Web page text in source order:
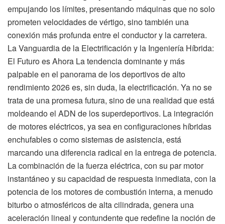
empujando los límites, presentando máquinas que no solo
prometen velocidades de vértigo, sino también una
conexión más profunda entre el conductor y la carretera.
La Vanguardia de la Electrificación y la Ingeniería Híbrida:
El Futuro es Ahora La tendencia dominante y más
palpable en el panorama de los deportivos de alto
rendimiento 2026 es, sin duda, la electrificación. Ya no se
trata de una promesa futura, sino de una realidad que está
moldeando el ADN de los superdeportivos. La integración
de motores eléctricos, ya sea en configuraciones híbridas
enchufables o como sistemas de asistencia, está
marcando una diferencia radical en la entrega de potencia.
La combinación de la fuerza eléctrica, con su par motor
instantáneo y su capacidad de respuesta inmediata, con la
potencia de los motores de combustión interna, a menudo
biturbo o atmosféricos de alta cilindrada, genera una
aceleración lineal y contundente que redefine la noción de